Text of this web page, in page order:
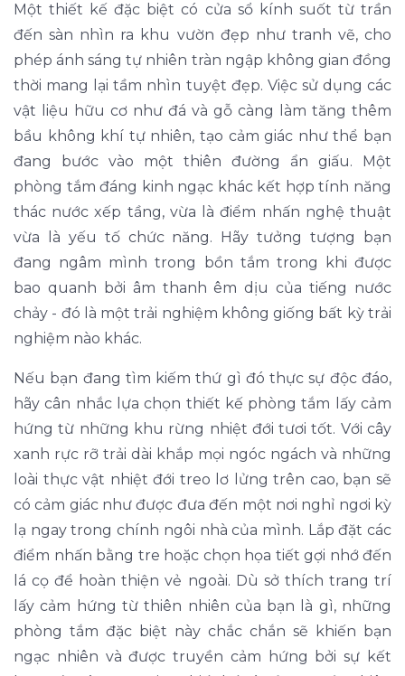
Một thiết kế đặc biệt có cửa sổ kính suốt từ trần
đến sàn nhìn ra khu vườn đẹp như tranh vẽ, cho
phép ánh sáng tự nhiên tràn ngập không gian đồng
thời mang lại tầm nhìn tuyệt đẹp. Việc sử dụng các
vật liệu hữu cơ như đá và gỗ càng làm tăng thêm
bầu không khí tự nhiên, tạo cảm giác như thể bạn
đang bước vào một thiên đường ẩn giấu. Một
phòng tắm đáng kinh ngạc khác kết hợp tính năng
thác nước xếp tầng, vừa là điểm nhấn nghệ thuật
vừa là yếu tố chức năng. Hãy tưởng tượng bạn
đang ngâm mình trong bồn tắm trong khi được
bao quanh bởi âm thanh êm dịu của tiếng nước
chảy - đó là một trải nghiệm không giống bất kỳ trải
nghiệm nào khác.
Nếu bạn đang tìm kiếm thứ gì đó thực sự độc đáo,
hãy cân nhắc lựa chọn thiết kế phòng tắm lấy cảm
hứng từ những khu rừng nhiệt đới tươi tốt. Với cây
xanh rực rỡ trải dài khắp mọi ngóc ngách và những
loài thực vật nhiệt đới treo lơ lửng trên cao, bạn sẽ
có cảm giác như được đưa đến một nơi nghỉ ngơi kỳ
lạ ngay trong chính ngôi nhà của mình. Lắp đặt các
điểm nhấn bằng tre hoặc chọn họa tiết gợi nhớ đến
lá cọ để hoàn thiện vẻ ngoài. Dù sở thích trang trí
lấy cảm hứng từ thiên nhiên của bạn là gì, những
phòng tắm đặc biệt này chắc chắn sẽ khiến bạn
ngạc nhiên và được truyền cảm hứng bởi sự kết